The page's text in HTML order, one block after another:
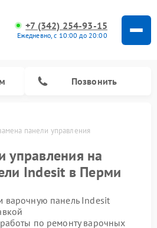
+7 (342) 254-93-15
Ежедневно, с 10:00 до 20:00
Позвонить
панели управления
управления на
Indesit в Перми
варочную панель Indesit
по ремонту варочных